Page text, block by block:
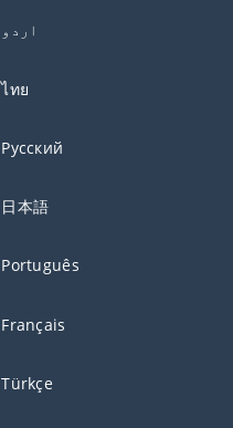
اردو
ไทย
Русский
日本語
Português
Français
Türkçe